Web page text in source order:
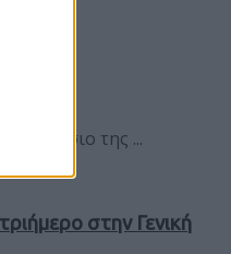
πλαίσιο της ...
στην Γενική